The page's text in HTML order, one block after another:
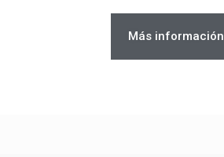
Más información